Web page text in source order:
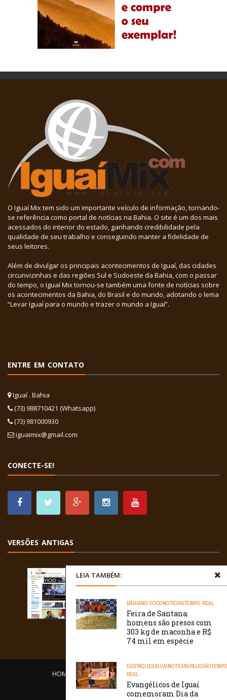
LEIA TAMBÉM:
BAHIANO FOCONOTÍCIASTEMPO REAL
Feira de Santana:
homens são presos com
303 kg de maconha e R$
74 mil em espécie
DESTAQUESIGUAÍNOTÍCIASRELIGIÃOTEMPO
REAL
Evangélicos de Iguaí
comemoram Dia da
O Iguaí Mix tem sido um importante veículo de informação, tornando-
se referência como portal de notícias na Bahia. O site é um dos mais
acessados do interior do estado, ganhando credibilidade pela
qualidade de seu trabalho e conseguindo manter a fidelidade de
seus leitores.
Além de divulgar os principais acontecimentos de Iguaí, das cidades
circunvizinhas e das regiões Sul e Sudoeste da Bahia, com o passar
do tempo, o Iguaí Mix tornou-se também uma fonte de notícias sobre
os acontecimentos da Bahia, do Brasil e do mundo, adotando o lema
“Levar Iguaí para o mundo e trazer o mundo a Iguaí”.
ENTRE EM CONTATO
Iguaí . Bahia
(73) 988710421 (Whatsapp)
(73) 981000930
iguaimix@gmail.com
CONECTE-SE!
VERSÕES ANTIGAS
HOME EQUIPE O PORTAL
/// WebtivaHOSTING